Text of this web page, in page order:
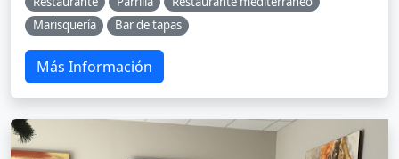
Marisquería
Bar de tapas
Más Información